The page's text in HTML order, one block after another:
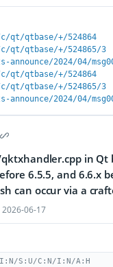
qt/qtbase/+/524864
qt/qtbase/+/524865/3
2024/04/
qt/qtbase/+/524864
qt/qtbase/+/524865/3
2024/04/
in Qt
6.5.5, and 6.6.x
can occur via a
2026-06-17
S:U/C:N/I:N/A:H